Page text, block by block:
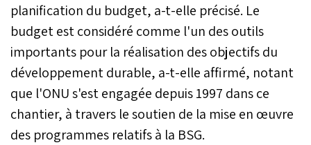
planification du budget, a-t-elle précisé. Le
budget est considéré comme l'un des outils
importants pour la réalisation des objectifs du
développement durable, a-t-elle affirmé, notant
que l'ONU s'est engagée depuis 1997 dans ce
chantier, à travers le soutien de la mise en œuvre
des programmes relatifs à la BSG.